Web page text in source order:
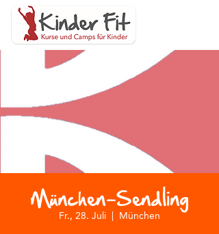
München-Sendling
Fr., 28. Juli München